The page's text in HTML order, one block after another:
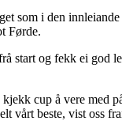
som i den
Førde.
start og fekk ei god
cup å vere med
vårt beste, vist oss